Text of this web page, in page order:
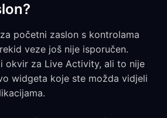
početni zaslon s kontrolama
veze još nije isporučen.
okvir za Live Activity, ali to nije
widgeta koje ste možda vidjeli